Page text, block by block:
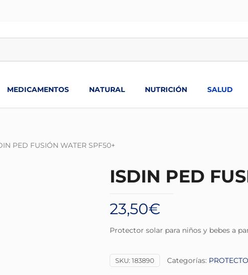
MEDICAMENTOS NATURAL NUTRICIÓN SALUD
PED FUSIÓN WATER SPF50+
ISDIN PED
23,50€
Protector solar para niños y bebes a
SKU: 183890 Categorías: